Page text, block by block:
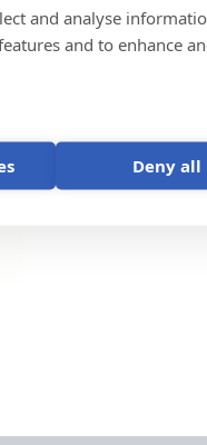
and analyse
and to enhance
Deny all
GX IO-